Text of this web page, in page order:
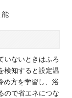
いないときはふろ
検知すると設定温
め方を学習し、浴
ので省エネにつな